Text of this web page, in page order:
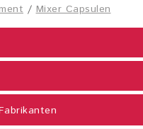
/Mixer Capsulen